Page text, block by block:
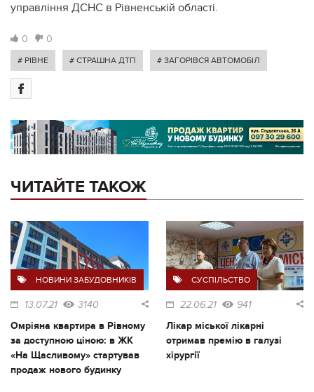
управління ДСНС в Рівненській області.
0 0
# РІВНЕ # СТРАШНА ДТП # ЗАГОРІВСЯ АВТОМОБІЛ
ЧИТАЙТЕ ТАКОЖ
НОВИНИ ЗАБУДОВНИКІВ
13.07.21 3140
Омріяна квартира в Рівному
за доступною ціною: в ЖК
«На Щасливому» стартував
продаж нового будинку
СУСПІЛЬСТВО
22.06.21 941
Лікар міської лікарні
отримав премію в галузі
хірургії